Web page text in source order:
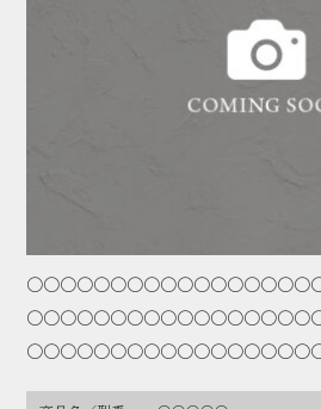
〇〇〇〇〇〇〇〇〇〇〇〇〇〇〇〇〇
〇〇〇〇〇〇〇〇〇〇〇〇〇〇〇〇〇
〇〇〇〇〇〇〇〇〇〇〇〇〇〇〇〇〇